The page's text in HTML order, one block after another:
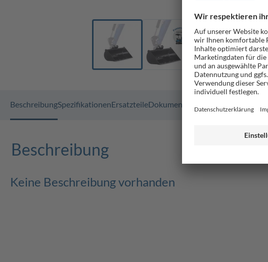
BeschreibungSpezifikationenErsatzteileDokumente
Beschreibung
Keine Beschreibung vorhanden